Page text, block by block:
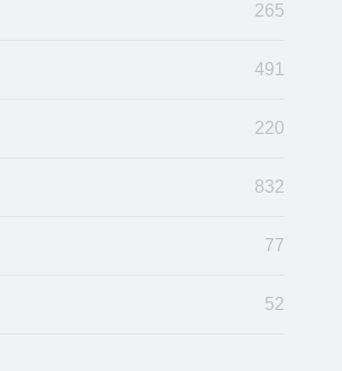
265
491
220
832
77
52